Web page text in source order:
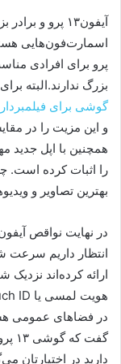
آیفون۱۳ پرو و
اسمارت‌فون‌هایی
پرو برای افرادی
بزرگ ندارند.البته
گوشی برای
و این مزیت را در
همچنین با اپل جدید
بهترین تصاویر و
انتظار داریم سرعت
ارائه کرده‌اند
دارید در اختیارتان